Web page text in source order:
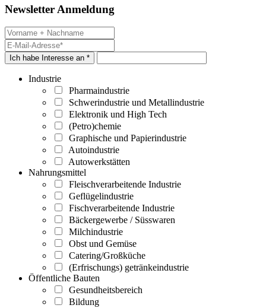
Newsletter Anmeldung
Ich habe Interesse an *
Industrie
Pharmaindustrie
Schwerindustrie und Metallindustrie
Elektronik und High Tech
(Petro)chemie
Graphische und Papierindustrie
Autoindustrie
Autowerkstätten
Nahrungsmittel
Fleischverarbeitende Industrie
Geflügelindustrie
Fischverarbeitende Industrie
Bäckergewerbe / Süsswaren
Milchindustrie
Obst und Gemüse
Catering/Großküche
(Erfrischungs) getränkeindustrie
Öffentliche Bauten
Gesundheitsbereich
Bildung